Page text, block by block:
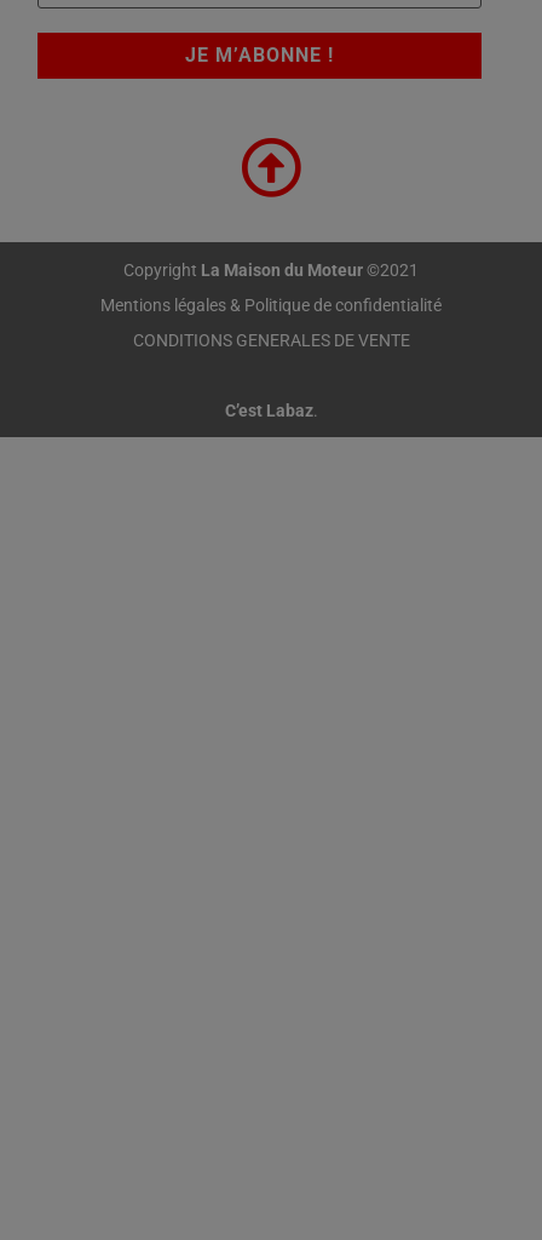
Copyright La Maison du Moteur©2021
Mentions légales & Politique de confidentialité
CONDITIONS GENERALES DE VENTE
C’est Labaz.